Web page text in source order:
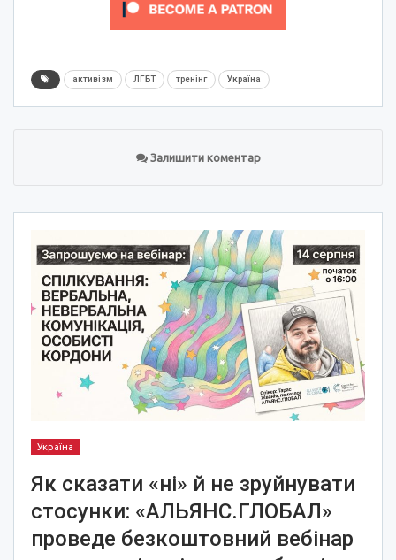
активізм ЛГБТ тренінг Україна
Залишити коментар
Україна
Як сказати «ні» й не зруйнувати
стосунки: «АЛЬЯНС.ГЛОБАЛ»
проведе безкоштовний вебінар